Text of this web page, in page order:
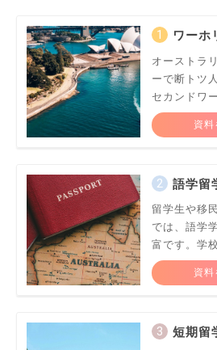
ワーホ
オーストラ
ーで断トツ
セカンドワ
らゆる魅力
資料
語学留
留学生や移
では、語学
富です。学
て、自分ス
資料
短期留